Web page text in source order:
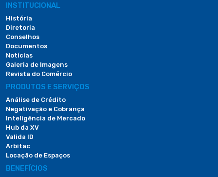
INSTITUCIONAL
História
Diretoria
Conselhos
Documentos
Notícias
Galeria de Imagens
Revista do Comércio
PRODUTOS E SERVIÇOS
Análise de Crédito
Negativação e Cobrança
Inteligência de Mercado
Hub da XV
Valida ID
Arbitac
Locação de Espaços
BENEFÍCIOS